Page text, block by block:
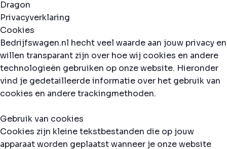
Privacyverklaring
Cookies
Bedrijfswagen.nl hecht veel waarde aan jouw privacy en
willen transparant zijn over hoe wij cookies en andere
technologieën gebruiken op onze website. Hieronder
vind je gedetailleerde informatie over het gebruik van
cookies en andere trackingmethoden.
Gebruik van cookies
Cookies zijn kleine tekstbestanden die op jouw
apparaat worden geplaatst wanneer je onze website